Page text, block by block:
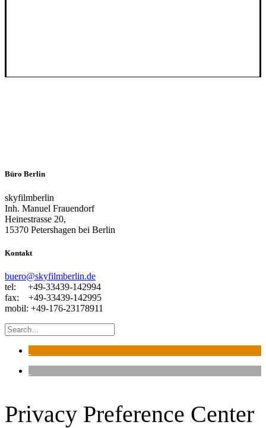
Büro Berlin
skyfilmberlin
Inh. Manuel Frauendorf
Heinestrasse 20,
15370 Petershagen bei Berlin
Kontakt
buero@skyfilmberlin.de
tel: +49-33439-142994
fax: +49-33439-142995
mobil: +49-176-23178911
Privacy Preference Center